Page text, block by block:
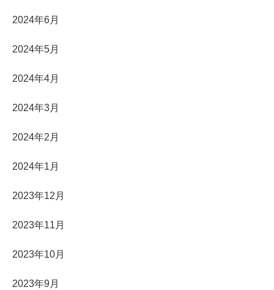
2024年6月
2024年5月
2024年4月
2024年3月
2024年2月
2024年1月
2023年12月
2023年11月
2023年10月
2023年9月